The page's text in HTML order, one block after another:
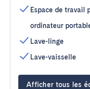
Espace de travail
ordinateur
Lave-linge
Lave-vaisselle
Afficher tous les